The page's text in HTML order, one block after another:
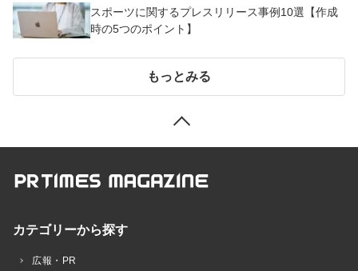
スポーツに関するプレスリリース事例10選【作成
時の5つのポイント】
もっとみる
カテゴリーから探す
広報・PR